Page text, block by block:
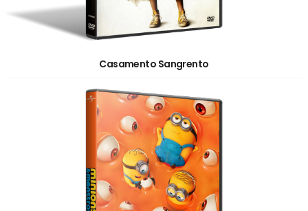
Casamento Sangrento